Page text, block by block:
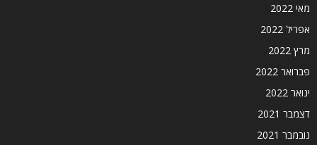
מאי 2022
אפריל 2022
מרץ 2022
פברואר 2022
ינואר 2022
דצמבר 2021
נובמבר 2021